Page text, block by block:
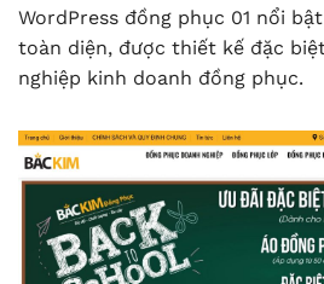
WordPress đồng phục 01 nổi
toàn diện, được thiết kế đặc
nghiệp kinh doanh đồng phục.